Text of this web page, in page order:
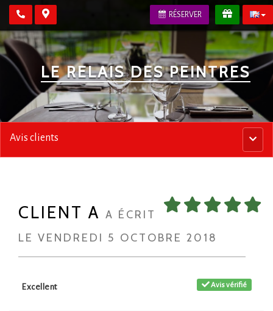
RÉSERVER
LE RELAIS DES PEINTRES
Menu
Avis clients
CLIENT A A ÉCRIT
LE VENDREDI 5 OCTOBRE 2018
Avis vérifié
Excellent